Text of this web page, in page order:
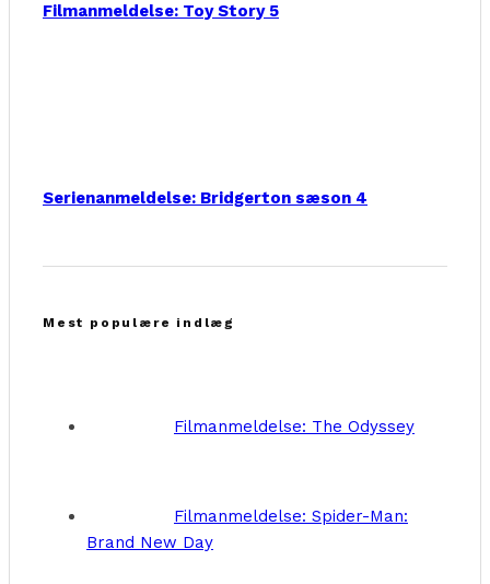
Filmanmeldelse: Toy Story 5
Serienanmeldelse: Bridgerton sæson 4
Mest populære indlæg
Filmanmeldelse: The Odyssey
Filmanmeldelse: Spider-Man:
Brand New Day